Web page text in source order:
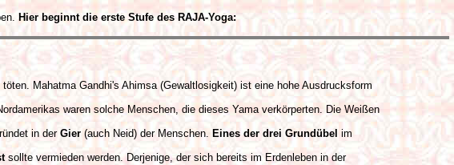
Hier beginnt die erste Stufe des RAJA-Yoga:
Mahatma Gandhi's Ahimsa (Gewaltlosigkeit) ist eine hohe Ausdrucksform
waren solche Menschen, die dieses Yama verkörperten. Die Weißen
in der Gier (auch Neid) der Menschen. Eines der drei Grundübel im
sollte vermieden werden. Derjenige, der sich bereits im Erdenleben in der